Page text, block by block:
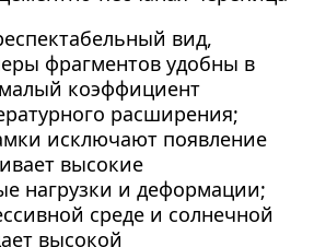
вид,
фрагментов удобны в
коэффициент
расширения;
исключают появление
высокие
нагрузки и деформации;
среде и солнечной
высокой